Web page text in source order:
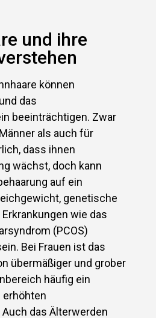
und ihre
können
das
beeinträchtigen. Zwar
als auch für
dass ihnen
wächst, doch kann
auf ein
genetische
wie das
(PCOS)
Bei Frauen ist das
übermäßiger und grober
häufig ein
erhöhten
das Älterwerden